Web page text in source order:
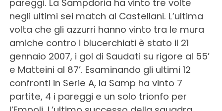
pareggi. La Sampdoria ha vinto tre volte
negli ultimi sei match al Castellani. L’ultima
volta che gli azzurri hanno vinto tra le mura
amiche contro i blucerchiati è stato il 21
gennaio 2007, i gol di Saudati su rigore al 55’
e Matteini al 87’. Esaminando gli ultimi 12
confronti in Serie A, la Samp ha vinto 7
partite, 4 i pareggi e un solo trionfo per